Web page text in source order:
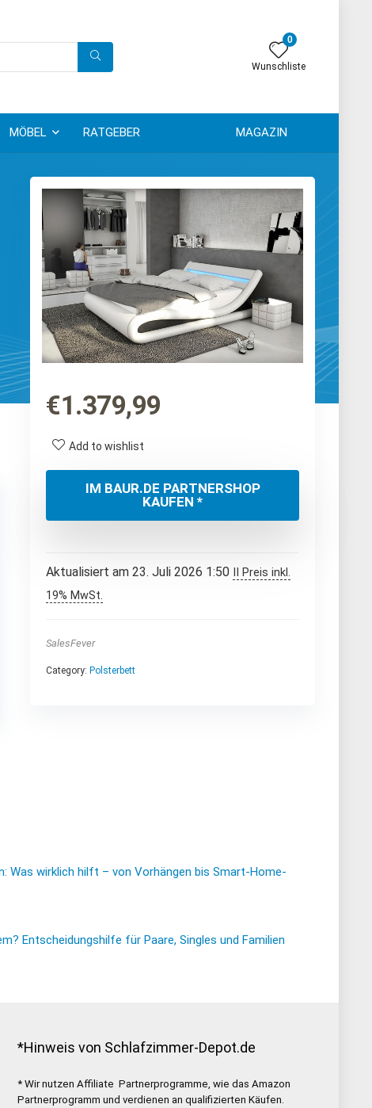
0
Wunschliste
MÖBEL RATGEBER MAGAZIN
€1.379,99
Add to wishlist
IM BAUR.DE PARTNERSHOP
KAUFEN *
Aktualisiert am 23. Juli 2026 1:50
II Preis inkl.
19% MwSt.
SalesFever
Category: Polsterbett
Was wirklich hilft – von Vorhängen bis Smart-Home-
Entscheidungshilfe für Paare, Singles und Familien
*Hinweis von Schlafzimmer-Depot.de
* Wir nutzen Affiliate Partnerprogramme, wie das Amazon
Partnerprogramm und verdienen an qualifizierten Käufen.